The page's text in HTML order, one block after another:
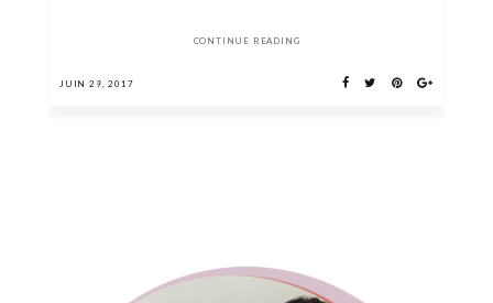
CONTINUE READING
JUIN 29, 2017